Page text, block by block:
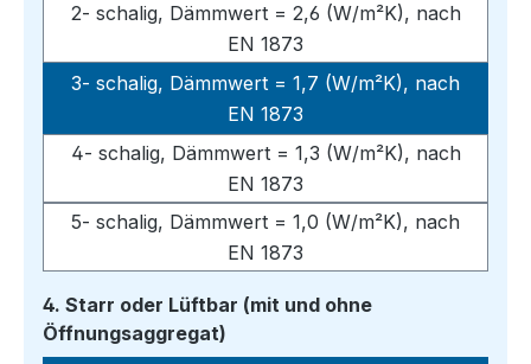
2- schalig, Dämmwert = 2,6 (W/m²K), nach
EN 1873
3- schalig, Dämmwert = 1,7 (W/m²K), nach
EN 1873
4- schalig, Dämmwert = 1,3 (W/m²K), nach
EN 1873
5- schalig, Dämmwert = 1,0 (W/m²K), nach
EN 1873
4. Starr oder Lüftbar (mit und ohne
Öffnungsaggregat)